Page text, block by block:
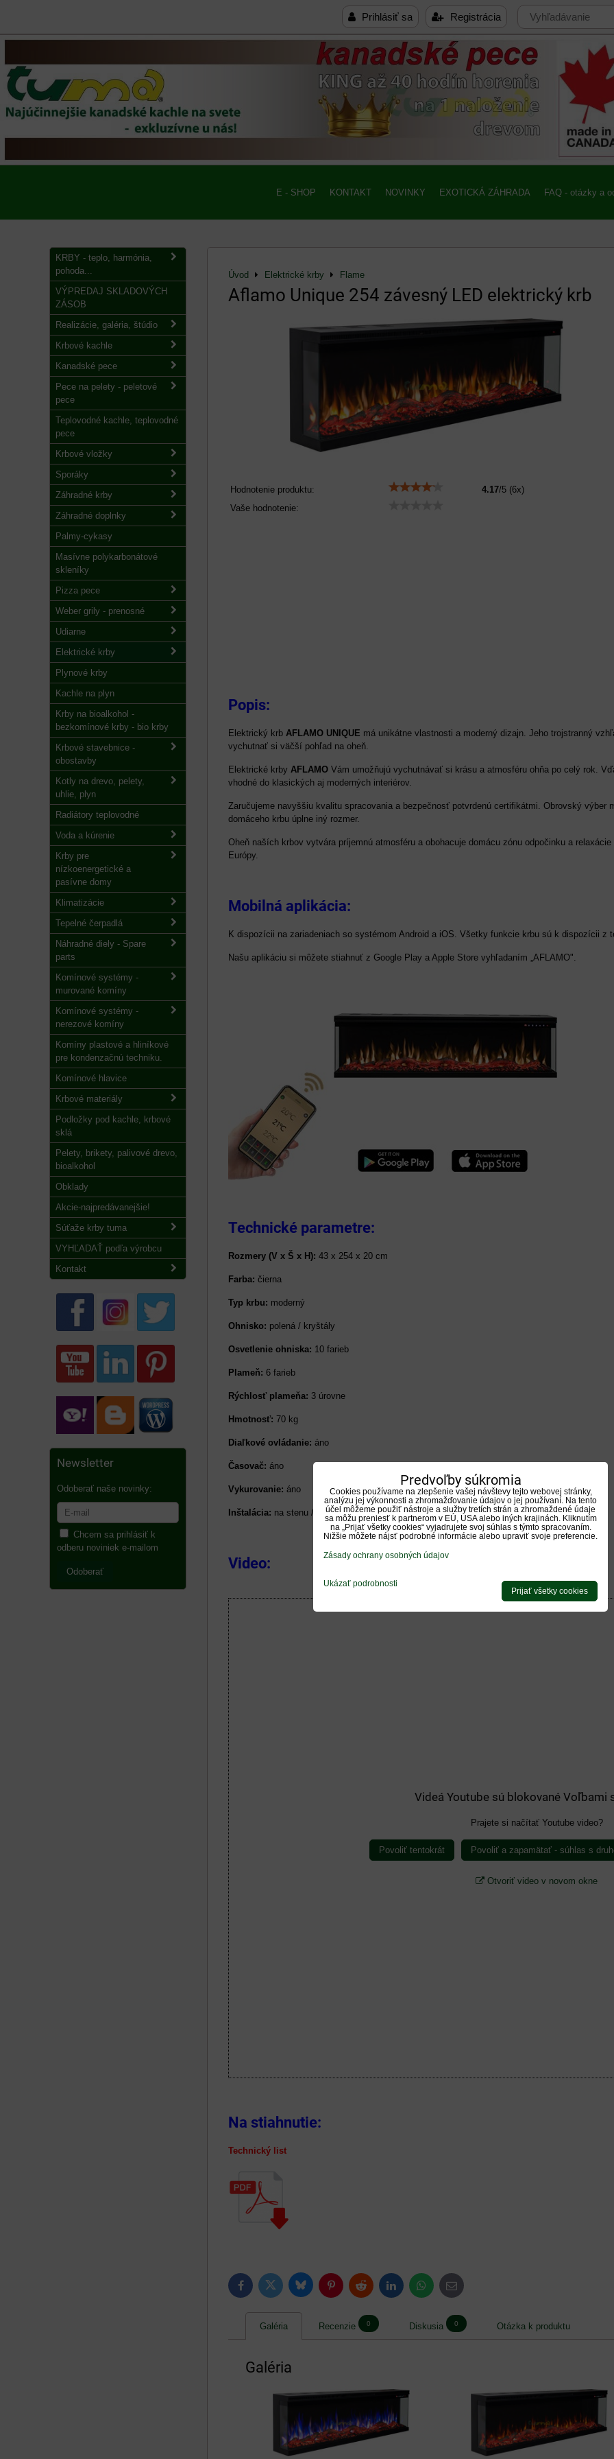
Prihlásiť sa Registrácia
E - SHOP KONTAKT NOVINKY EXOTICKÁ ZÁHRADA FAQ - otázky a
Úvod Elektrické krby Flame
Aflamo Unique 254 závesný LED elektrický krb
Hodnotenie produktu: 4.17/5 (6x)
Vaše hodnotenie:
Popis:
Elektrický krb AFLAMO UNIQUE má unikátne vlastnosti a moderný dizajn. Jeho trojstranný
vychutnať si väčší pohľad na oheň.
Elektrické krby AFLAMO Vám umožňujú vychutnávať si krásu a atmosféru ohňa po celý rok.
vhodné do klasických aj moderných interiérov.
Zaručujeme navyššiu kvalitu spracovania a bezpečnosť potvrdenú certifikátmi. Obrovský výber
domáceho krbu úplne iný rozmer.
Oheň naších krbov vytvára príjemnú atmosféru a obohacuje domácu zónu odpočinku a
Európy.
Mobilná aplikácia:
K dispozícii na zariadeniach so systémom Android a iOS. Všetky funkcie krbu sú k dispozícii z
Našu aplikáciu si môžete stiahnuť z Google Play a Apple Store vyhľadaním „AFLAMO".
Technické parametre:
Rozmery (V x Š x H): 43 x 254 x 20 cm
Farba: čierna
Typ krbu: moderný
Ohnisko: polená / kryštály
Osvetlenie ohniska: 10 farieb
Plameň: 6 farieb
Rýchlosť plameňa: 3 úrovne
Hmotnosť: 70 kg
Diaľkové ovládanie: áno
Časovač: áno
Vykurovanie: áno
Inštalácia: na stenu / zabudovateľný
Video:
Videá Youtube sú blokované Voľbami
Prajete si načítať Youtube video?
Povoliť tentokrát Povoliť a zapamätať - súhlas s
Otvoriť video v novom okne
Na stiahnutie:
Technický list
FacebookTwitter BlueskyPinterestReddit LinkedInWhatsApp
E-
mail
Galéria Recenzie 0 Diskusia 0 Otázka k produktu
Galéria
KRBY - teplo, harmónia,
pohoda...
VÝPREDAJ SKLADOVÝCH
ZÁSOB
Realizácie, galéria, štúdio
Krbové kachle
Kanadské pece
Pece na pelety - peletové
pece
Teplovodné kachle, teplovodné
pece
Krbové vložky
Sporáky
Záhradné krby
Záhradné doplnky
Palmy-cykasy
Masívne polykarbonátové
skleníky
Pizza pece
Weber grily - prenosné
Udiarne
Elektrické krby
Plynové krby
Kachle na plyn
Krby na bioalkohol -
bezkomínové krby - bio krby
Krbové stavebnice -
obostavby
Kotly na drevo, pelety,
uhlie, plyn
Radiátory teplovodné
Voda a kúrenie
Krby pre
nízkoenergetické a
pasívne domy
Klimatizácie
Tepelné čerpadlá
Náhradné diely - Spare
parts
Komínové systémy -
murované komíny
Komínové systémy -
nerezové komíny
Komíny plastové a hliníkové
pre kondenzačnú techniku.
Komínové hlavice
Krbové materiály
Podložky pod kachle, krbové
sklá
Pelety, brikety, palivové drevo,
bioalkohol
Obklady
Akcie-najpredávanejšie!
Súťaže krby tuma
VYHĽADAŤ podľa výrobcu
Kontakt
Newsletter
Odoberať naše novinky:
Chcem sa prihlásiť k
odberu noviniek e-mailom
Odoberať
Predvoľby súkromia
Cookies používame na zlepšenie vašej návštevy tejto webovej stránky,
analýzu jej výkonnosti a zhromažďovanie údajov o jej používaní. Na tento
účel môžeme použiť nástroje a služby tretích strán a zhromaždené údaje
sa môžu preniesť k partnerom v EÚ, USA alebo iných krajinách. Kliknutím
na „Prijať všetky cookies“ vyjadrujete svoj súhlas s týmto spracovaním.
Nižšie môžete nájsť podrobné informácie alebo upraviť svoje preferencie.
Zásady ochrany osobných údajov
Ukázať podrobnosti
Prijať všetky cookies